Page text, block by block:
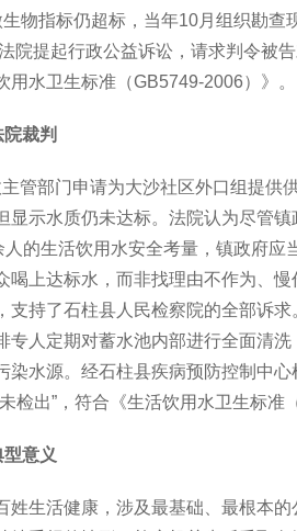
物指标仍超标，当年10月组织勘查
院提起行政公益诉讼，请求判令被
水卫生标准（GB5749-2006）》。
院裁判
管部门申请为大沙社区外口组提供
示水质仍未达标。法院认为尽管
的生活饮用水安全考量，镇政府应
上达标水，而非找理由不作为、
持了石柱县人民检察院的全部诉
人定期对蓄水池内部进行全面清
水源。经石柱县疾病预防控制中
出”，符合《生活饮用水卫生标准
型意义
生活健康，涉及最基础、最根本